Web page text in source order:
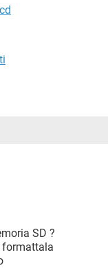
SD ?
formattala